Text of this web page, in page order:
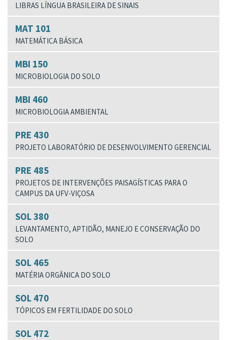
LIBRAS LÍNGUA BRASILEIRA DE SINAIS
MAT 101
MATEMÁTICA BÁSICA
MBI 150
MICROBIOLOGIA DO SOLO
MBI 460
MICROBIOLOGIA AMBIENTAL
PRE 430
PROJETO LABORATÓRIO DE DESENVOLVIMENTO GERENCIAL
PRE 485
PROJETOS DE INTERVENÇÕES PAISAGÍSTICAS PARA O
CAMPUS DA UFV-VIÇOSA
SOL 380
LEVANTAMENTO, APTIDÃO, MANEJO E CONSERVAÇÃO DO
SOLO
SOL 465
MATÉRIA ORGÂNICA DO SOLO
SOL 470
TÓPICOS EM FERTILIDADE DO SOLO
SOL 472